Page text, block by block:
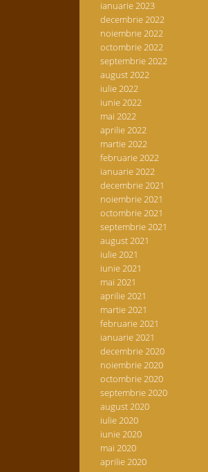
ianuarie 2023
decembrie 2022
noiembrie 2022
octombrie 2022
septembrie 2022
august 2022
iulie 2022
iunie 2022
mai 2022
aprilie 2022
martie 2022
februarie 2022
ianuarie 2022
decembrie 2021
noiembrie 2021
octombrie 2021
septembrie 2021
august 2021
iulie 2021
iunie 2021
mai 2021
aprilie 2021
martie 2021
februarie 2021
ianuarie 2021
decembrie 2020
noiembrie 2020
octombrie 2020
septembrie 2020
august 2020
iulie 2020
iunie 2020
mai 2020
aprilie 2020